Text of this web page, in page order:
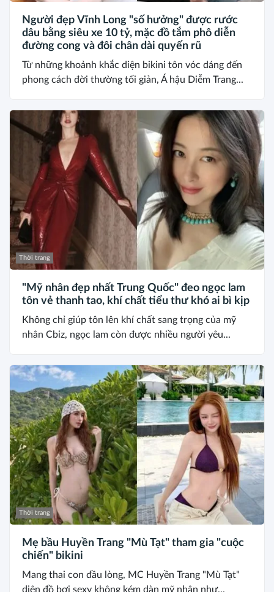
Người đẹp Vĩnh Long "số hưởng" được rước
dâu bằng siêu xe 10 tỷ, mặc đồ tắm phô diễn
đường cong và đôi chân dài quyến rũ
Từ những khoảnh khắc diện bikini tôn vóc dáng đến
phong cách đời thường tối giản, Á hậu Diễm Trang...
Thời trang
"Mỹ nhân đẹp nhất Trung Quốc" đeo ngọc lam
tôn vẻ thanh tao, khí chất tiểu thư khó ai bì kịp
Không chỉ giúp tôn lên khí chất sang trọng của mỹ
nhân Cbiz, ngọc lam còn được nhiều người yêu...
Thời trang
Mẹ bầu Huyền Trang "Mù Tạt" tham gia "cuộc
chiến" bikini
Mang thai con đầu lòng, MC Huyền Trang "Mù Tạt"
diện đồ bơi sexy không kém dàn mỹ nhân như...